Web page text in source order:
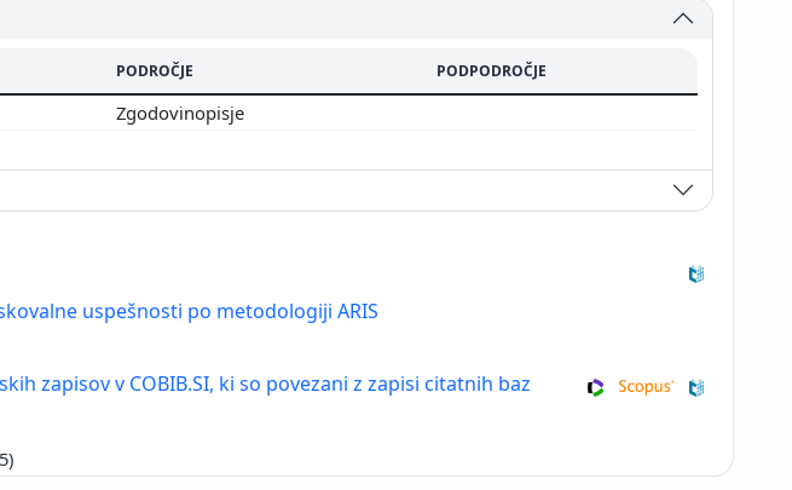
PODROČJE PODPODROČJE
Zgodovinopisje
uspešnosti po metodologiji ARIS
zapisov v COBIB.SI, ki so povezani z zapisi citatnih baz